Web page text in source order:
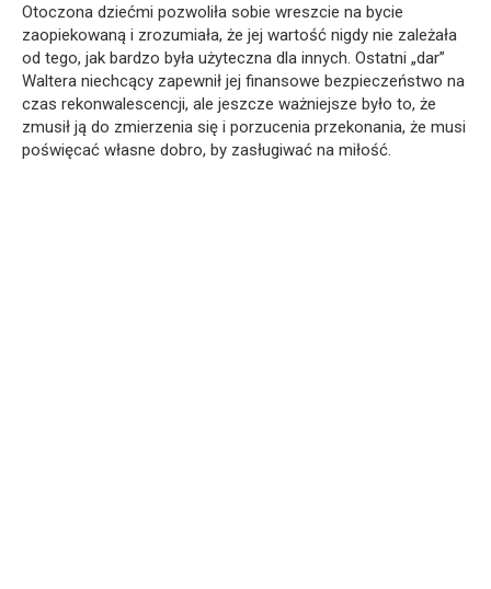
Otoczona dziećmi pozwoliła sobie wreszcie na bycie
zaopiekowaną i zrozumiała, że jej wartość nigdy nie zależała
od tego, jak bardzo była użyteczna dla innych. Ostatni „dar”
Waltera niechcący zapewnił jej finansowe bezpieczeństwo na
czas rekonwalescencji, ale jeszcze ważniejsze było to, że
zmusił ją do zmierzenia się i porzucenia przekonania, że musi
poświęcać własne dobro, by zasługiwać na miłość.